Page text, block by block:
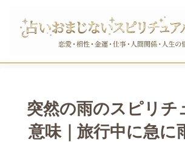
突然の雨のスピリチ
意味｜旅行中に急に